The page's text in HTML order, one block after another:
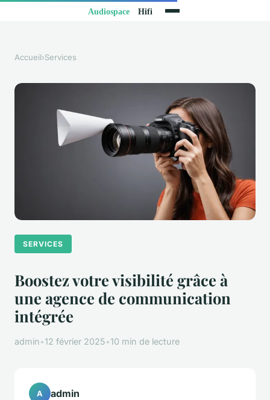
Accueil›Services
SERVICES
Boostez votre visibilité grâce à
une agence de communication
intégrée
admin•12 février 2025•10 min de lecture
A admin